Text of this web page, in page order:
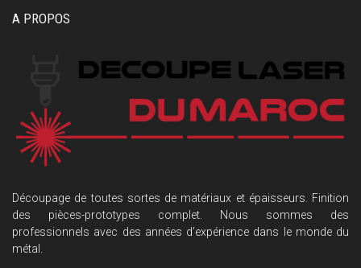
A PROPOS
Découpage de toutes sortes de matériaux et épaisseurs. Finition
des pièces-prototypes complet. Nous sommes des
professionnels avec des années d’expérience dans le monde du
métal.